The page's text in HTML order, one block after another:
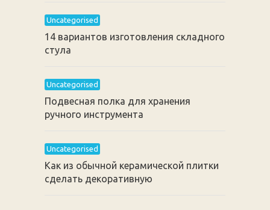
Uncategorised
14 вариантов изготовления складного
стула
Uncategorised
Подвесная полка для хранения
ручного инструмента
Uncategorised
Как из обычной керамической плитки
сделать декоративную